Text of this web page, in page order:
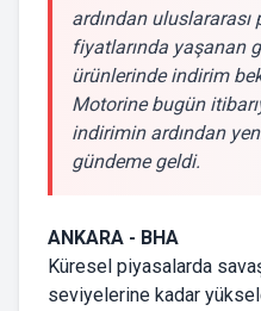
ardından
fiyatlarında yaşanan
ürünlerinde indirim
Motorine bugün
indirimin ardından
gündeme geldi.
ANKARA - BHA
Küresel piyasalarda
seviyelerine kadar